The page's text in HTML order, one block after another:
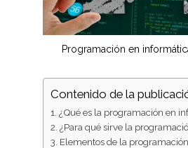
Programación en
Contenido de la
¿Qué es la programación en
¿Para qué sirve la
Elementos de la programación